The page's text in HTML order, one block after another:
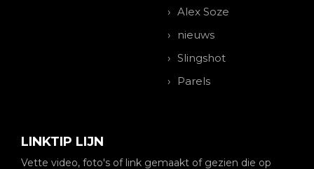
Alex Soze
nieuws
Slingshot
Parels
LINKTIP LIJN
Vette video, foto's of link gemaakt of gezien die op